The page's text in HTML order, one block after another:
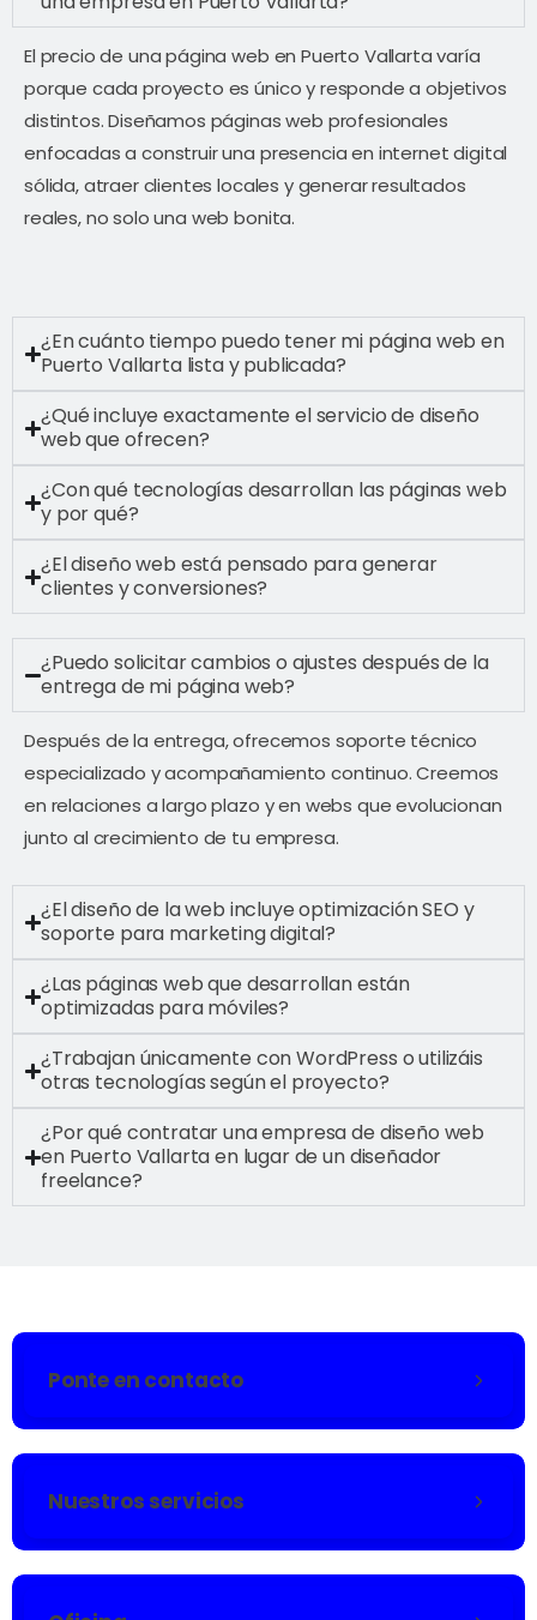
El precio de una página web en Puerto Vallarta varía
porque cada proyecto es único y responde a objetivos
distintos. Diseñamos páginas web profesionales
enfocadas a construir una presencia en internet digital
sólida, atraer clientes locales y generar resultados
reales, no solo una web bonita.
¿En cuánto tiempo puedo tener mi página web en
Puerto Vallarta lista y publicada?
¿Qué incluye exactamente el servicio de diseño
web que ofrecen?
¿Con qué tecnologías desarrollan las páginas web
y por qué?
¿El diseño web está pensado para generar
clientes y conversiones?
¿Puedo solicitar cambios o ajustes después de la
entrega de mi página web?
Después de la entrega, ofrecemos soporte técnico
especializado y acompañamiento continuo. Creemos
en relaciones a largo plazo y en webs que evolucionan
junto al crecimiento de tu empresa.
¿El diseño de la web incluye optimización SEO y
soporte para marketing digital?
¿Las páginas web que desarrollan están
optimizadas para móviles?
¿Trabajan únicamente con WordPress o utilizáis
otras tecnologías según el proyecto?
¿Por qué contratar una empresa de diseño web
en Puerto Vallarta en lugar de un diseñador
freelance?
Ponte en contacto
Nuestros servicios